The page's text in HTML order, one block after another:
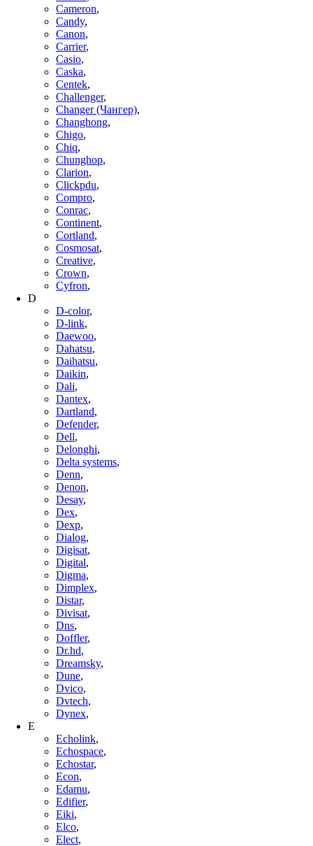
Cameron,
Candy,
Canon,
Carrier,
Casio,
Caska,
Centek,
Challenger,
Changer (Чангер),
Changhong,
Chigo,
Chiq,
Chunghop,
Clarion,
Clickpdu,
Compro,
Conrac,
Continent,
Cortland,
Cosmosat,
Creative,
Crown,
Cyfron,
D
D-color,
D-link,
Daewoo,
Dahatsu,
Daihatsu,
Daikin,
Dali,
Dantex,
Dartland,
Defender,
Dell,
Delonghi,
Delta systems,
Denn,
Denon,
Desay,
Dex,
Dexp,
Dialog,
Digisat,
Digital,
Digma,
Dimplex,
Distar,
Divisat,
Dns,
Doffler,
Dr.hd,
Dreamsky,
Dune,
Dvico,
Dvtech,
Dynex,
E
Echolink,
Echospace,
Echostar,
Econ,
Edamu,
Edifier,
Eiki,
Elco,
Elect,